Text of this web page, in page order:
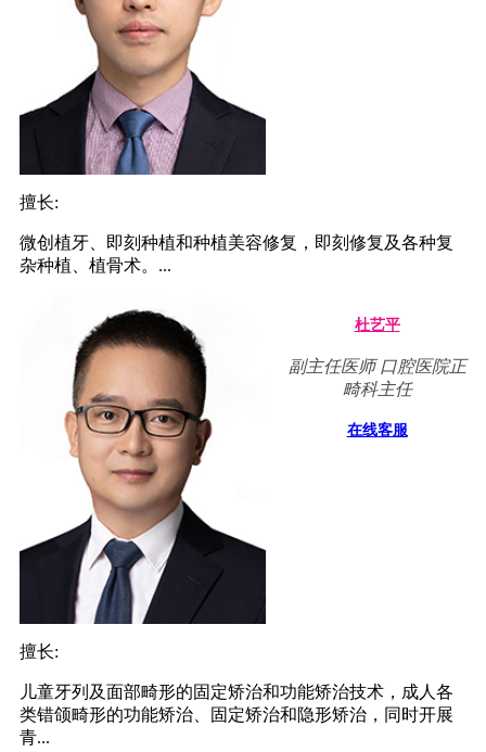
擅长:
微创植牙、即刻种植和种植美容修复，即刻修复及各种复
杂种植、植骨术。...
杜艺平
副主任医师 口腔医院正
畸科主任
在线客服
擅长:
儿童牙列及面部畸形的固定矫治和功能矫治技术，成人各
类错颌畸形的功能矫治、固定矫治和隐形矫治，同时开展
青...